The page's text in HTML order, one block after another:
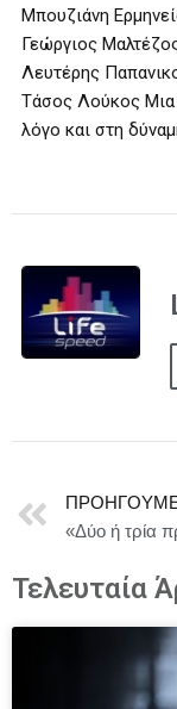
Μπουζιάνη
Γεώργιος
Λευτέρης
Τάσος Λούκος Μια
λόγο και στη
Τελευταία